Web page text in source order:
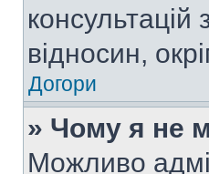
відносин,
Догори
» Чому я не
Можливо